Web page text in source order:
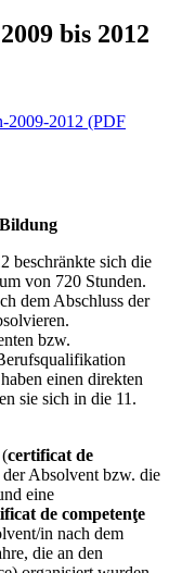
bis 2012
2009-2012 (PDF
beschränkte sich die
von 720 Stunden.
dem Abschluss der
bzw.
einen direkten
sie sich in die 11.
certificat de
der Absolvent bzw. die
eine
de competenţe
in nach dem
die an den